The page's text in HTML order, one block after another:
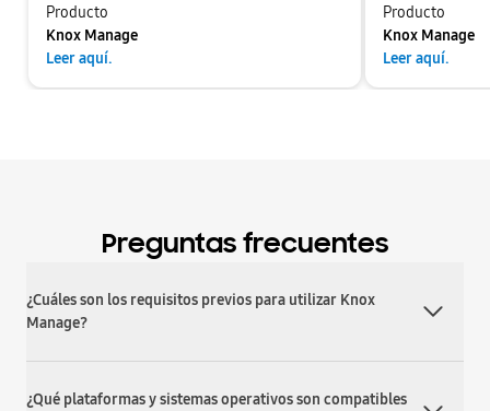
Producto
Knox Manage
Leer aquí.
Producto
Knox Manage
Leer aquí.
Preguntas frecuentes
¿Cuáles son los requisitos previos para utilizar Knox
Manage?
¿Qué plataformas y sistemas operativos son compatibles